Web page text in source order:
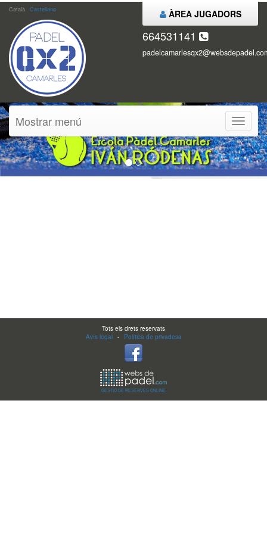
Català Castellano ÀREA JUGADORS
664531141
Mostrar
menú
Mostrar menú
Tots els drets reservats
Avís legal
- Política de privadesa
GESTIÓ DE RESERVES ONLINE